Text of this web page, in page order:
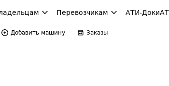
Перевозчикам АТИ-Доки
Добавить машину Заказы